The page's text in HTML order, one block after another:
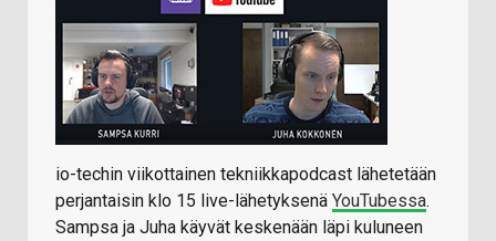
io-techin viikottainen tekniikkapodcast lähetetään
perjantaisin klo 15 live-lähetyksenä YouTubessa.
Sampsa ja Juha käyvät keskenään läpi kuluneen